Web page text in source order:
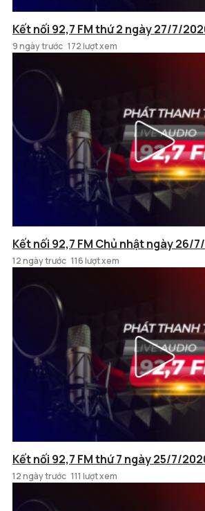
Kết nối 92,7 FM thứ 2 ngày 27/7/
9 ngày trước 172 lượt xem
Kết nối 92,7 FM Chủ nhật ngày 26/
12 ngày trước 116 lượt xem
Kết nối 92,7 FM thứ 7 ngày 25/7/
12 ngày trước 111 lượt xem